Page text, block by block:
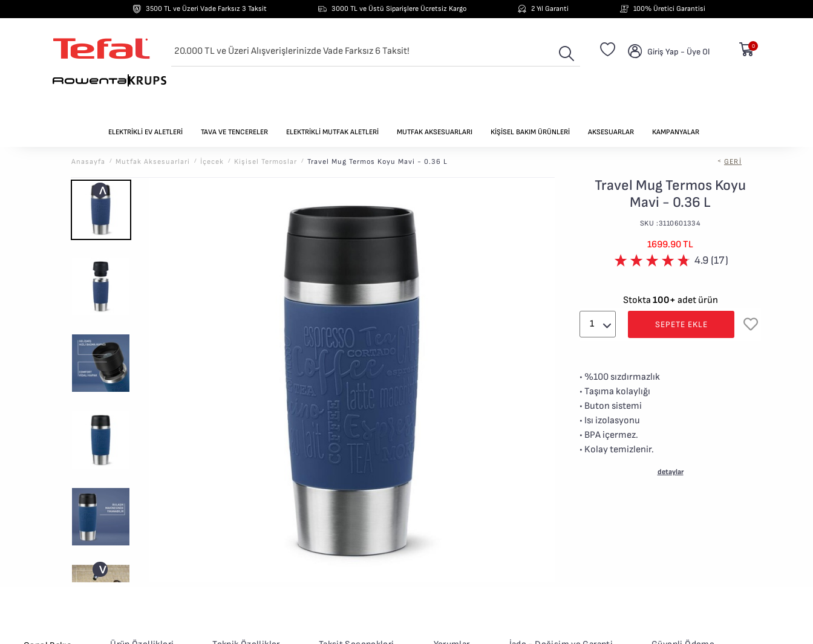
3500 TL ve Üzeri Vade Farksız 3 Taksit 3000 TL ve Üstü Siparişlere Ücretsiz Kargo 2 Yıl Garanti 100% Üretici Garantisi
Giriş Yap - Üye Ol
0
ELEKTRİKLİ EV ALETLERİ TAVA VE TENCERELER ELEKTRİKLİ MUTFAK ALETLERİ MUTFAK AKSESUARLARI KİŞİSEL BAKIM ÜRÜNLERİ AKSESUARLAR KAMPANYALAR
Anasayfa / Mutfak Aksesuarlari / İçecek / Kişisel Termoslar / Travel Mug Termos Koyu Mavi - 0.36 L < GERI
>
<
Travel Mug Termos Koyu
Mavi - 0.36 L
SKU :3110601334
1699.90 TL
4.9 (17)
Stokta 100+ adet ürün
SEPETE EKLE
• %100 sızdırmazlık
• Taşıma kolaylığı
• Buton sistemi
• Isı izolasyonu
• BPA içermez.
• Kolay temizlenir.
detaylar